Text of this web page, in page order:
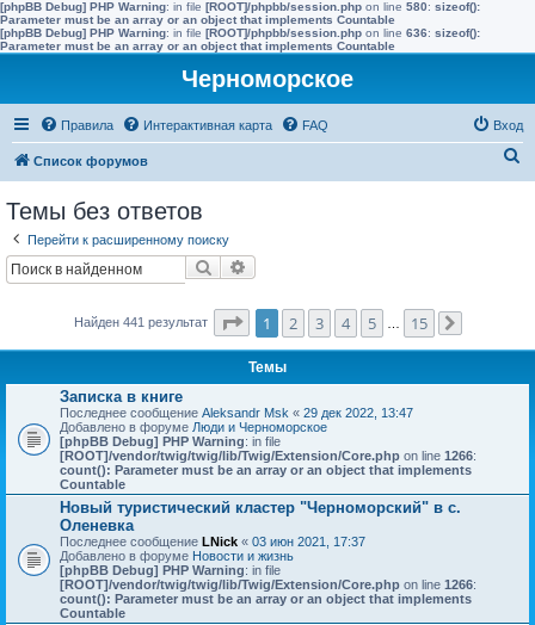
[phpBB Debug] PHP Warning: in file [ROOT]/phpbb/session.php on line 580: sizeof():
Parameter must be an array or an object that implements Countable
[phpBB Debug] PHP Warning: in file [ROOT]/phpbb/session.php on line 636: sizeof():
Parameter must be an array or an object that implements Countable
Черноморское
Правила Интерактивная карта FAQ Вход
Список форумов
Темы без ответов
Перейти к расширенному поиску
Поиск
Найден 441 результат Страница1 из
1 2 3 4 5 15
Темы
Записка в книге
Последнее сообщение Aleksandr Msk « 29 дек 2022, 13:47
Добавлено в форуме Люди и Черноморское
[phpBB Debug] PHP Warning: in file
[ROOT]/vendor/twig/twig/lib/Twig/Extension/Core.php on line 1266:
count(): Parameter must be an array or an object that implements
Countable
Новый туристический кластер "Черноморский" в с.
Оленевка
Последнее сообщение LNick « 03 июн 2021, 17:37
Добавлено в форуме Новости и жизнь
[phpBB Debug] PHP Warning: in file
[ROOT]/vendor/twig/twig/lib/Twig/Extension/Core.php on line 1266:
count(): Parameter must be an array or an object that implements
Countable